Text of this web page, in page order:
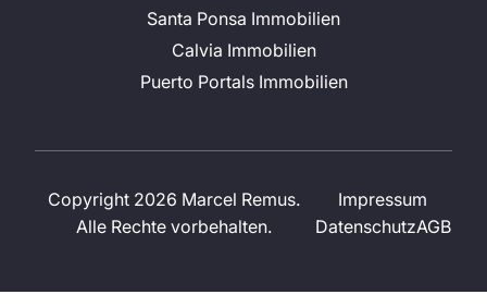
Santa Ponsa Immobilien
Calvia Immobilien
Puerto Portals Immobilien
Copyright 2026 Marcel Remus.
Alle Rechte vorbehalten.
Impressum
DatenschutzAGB